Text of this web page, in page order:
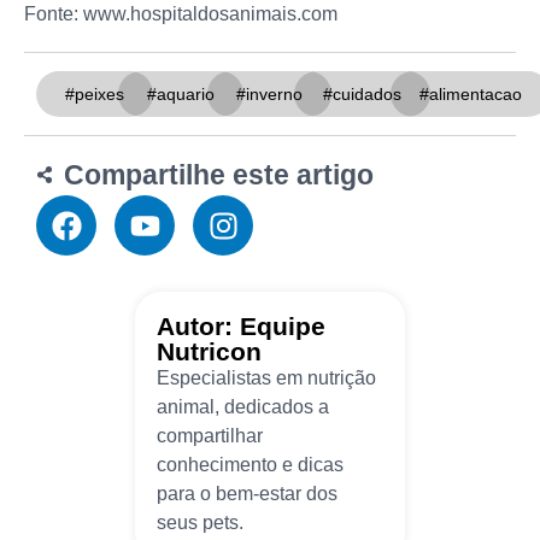
Fonte: www.hospitaldosanimais.com
#peixes #aquario #inverno #cuidados #alimentacao
Compartilhe este artigo
Autor: Equipe
Nutricon
Especialistas em nutrição
animal, dedicados a
compartilhar
conhecimento e dicas
para o bem-estar dos
seus pets.